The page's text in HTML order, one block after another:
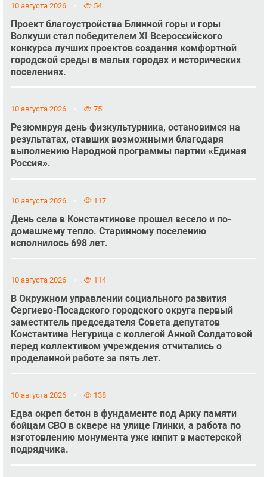
10 августа 2026 54
Проект благоустройства Блинной горы и горы
Волкуши стал победителем XI Всероссийского
конкурса лучших проектов создания комфортной
городской среды в малых городах и исторических
поселениях.
10 августа 2026 75
Резюмируя день физкультурника, остановимся на
результатах, ставших возможными благодаря
выполнению Народной программы партии «Единая
Россия».
10 августа 2026 117
День села в Константинове прошел весело и по-
домашнему тепло. Старинному поселению
исполнилось 698 лет.
10 августа 2026 114
В Окружном управлении социального развития
Сергиево-Посадского городского округа первый
заместитель председателя Совета депутатов
Константина Негурица с коллегой Анной Солдатовой
перед коллективом учреждения отчитались о
проделанной работе за пять лет.
10 августа 2026 138
Едва окреп бетон в фундаменте под Арку памяти
бойцам СВО в сквере на улице Глинки, а работа по
изготовлению монумента уже кипит в мастерской
подрядчика.